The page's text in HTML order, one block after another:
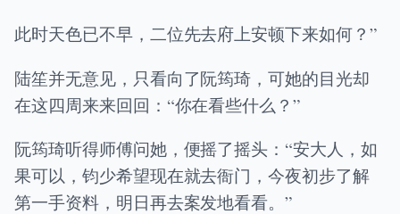
此时天色已不早，二位先去府上安顿下来如何？”
陆笙并无意见，只看向了阮筠琦，可她的目光却
在这四周来来回回：“你在看些什么？”
阮筠琦听得师傅问她，便摇了摇头：“安大人，如
果可以，钧少希望现在就去衙门，今夜初步了解
第一手资料，明日再去案发地看看。”